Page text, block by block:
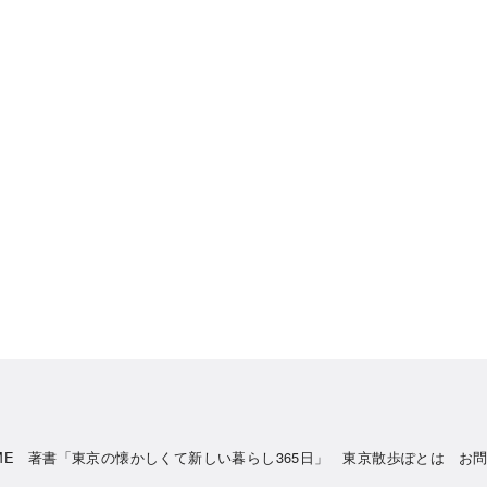
著書「東京の懐かしくて新しい暮らし365日」 東京散歩ぽとは お